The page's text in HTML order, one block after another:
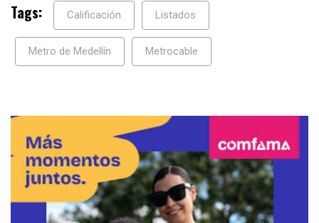
Tags: Calificación Listados
Metro de Medellín Metrocable